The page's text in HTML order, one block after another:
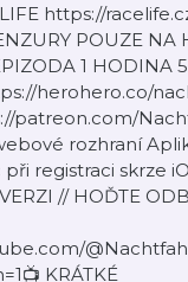
https://
POUZE NA
1 HODINA
herohero.co/
patreon.com/
rozhraní
registraci skrze
// HOĎTE
KRÁTKÉ